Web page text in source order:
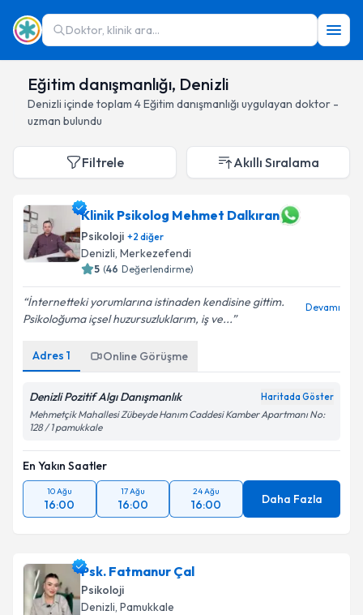
Doktor, klinik ara...
Eğitim danışmanlığı, Denizli
Denizli içinde toplam 4Eğitim danışmanlığı uygulayan doktor -
uzman bulundu
Filtrele Akıllı Sıralama
Klinik Psikolog Mehmet Dalkıran
Psikoloji +2 diğer
Denizli, Merkezefendi
5 (46 Değerlendirme)
İnternetteki yorumlarına istinaden kendisine gittim.
Psikoloğuma içsel huzursuzluklarım, iş ve...
Devamı
Adres 1 Online Görüşme
Denizli Pozitif Algı Danışmanlık Haritada Göster
Mehmetçik Mahallesi Zübeyde Hanım Caddesi Kamber Apartmanı No:
128 / 1 pamukkale
En Yakın Saatler
10 Ağu
16:00
17 Ağu
16:00
24 Ağu
16:00 Daha Fazla
Psk. Fatmanur Çal
Psikoloji
Denizli, Pamukkale